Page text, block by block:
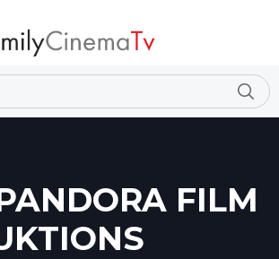
POLA PANDORA FILM PRODUKTIONS
FILM